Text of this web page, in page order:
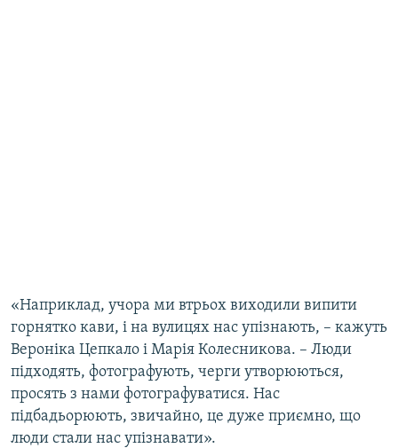
«Наприклад, учора ми втрьох виходили випити
горнятко кави, і на вулицях нас упізнають, – кажуть
Вероніка Цепкало і Марія Колесникова. – Люди
підходять, фотографують, черги утворюються,
просять з нами фотографуватися. Нас
підбадьорюють, звичайно, це дуже приємно, що
люди стали нас упізнавати».